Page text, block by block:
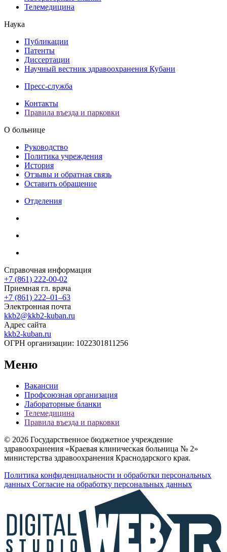
Телемедицина
Наука
Публикации
Патенты
Диссертации
Научный вестник здравоохранения Кубани
Пресс-служба
Контакты
Правила въезда и парковки
О больнице
Руководство
Политика учреждения
История
Отзывы и обратная связь
Оставить обращение
Отделения
Справочная информация
+7 (861) 222-00-02
Приемная гл. врача
+7 (861) 222‒01‒63
Электронная почта
kkb2@kkb2-kuban.ru
Адрес сайта
kkb2-kuban.ru
ОГРН организации: 1022301811256
Меню
Вакансии
Профсоюзная организация
Лабораторные бланки
Телемедицина
Правила въезда и парковки
© 2026 Государственное бюджетное учреждение
здравоохранения «Краевая клиническая больница № 2»
министерства здравоохранения Краснодарского края.
Политика конфиденциальности и обработки персональных
данных Согласие на обработку персональных данных